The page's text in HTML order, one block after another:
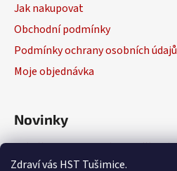
Zdraví vás HST Tušimice.
Jak nakupovat
Obchodní podmínky
Podmínky ochrany osobních údajů
Moje objednávka
Novinky
Výběr elektrického nářadí
29.1.2026